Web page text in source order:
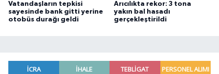
Vatandaşların tepkisi
sayesinde bank gitti yerine
otobüs durağı geldi
Arıcılıkta rekor: 3 tona
yakın bal hasadı
gerçekleştirildi